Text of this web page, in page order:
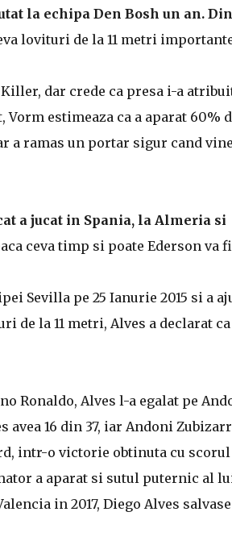
la echipa Den Bosh un an. Din
lovituri de la 11 metri
dar crede ca presa i-a
estimeaza ca a aparat 60%
a ramas un portar sigur cand vine
a jucat in Spania, la Almeria si
ceva timp si poate Ederson va fi
Sevilla pe 25 Ianurie 2015 si a
de la 11 metri, Alves a declarat ca
Ronaldo, Alves l-a egalat pe
16 din 37, iar Andoni
intr-o victorie obtinuta cu scorul
a aparat si sutul puternic al
in 2017, Diego Alves salvase